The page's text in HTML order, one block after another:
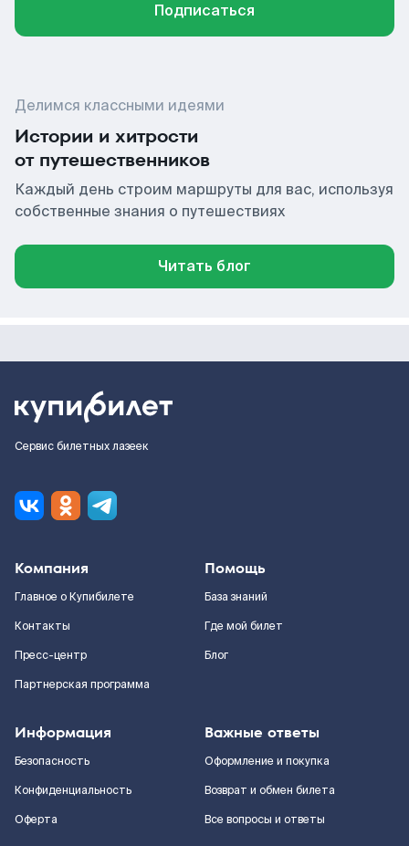
Подписаться
Делимся классными идеями
Истории и хитрости
от путешественников
Каждый день строим маршруты для вас, используя
собственные знания о путешествиях
Читать блог
Сервис билетных лазеек
Компания
Главное о Купибилете
Контакты
Пресс-центр
Партнерская программа
Помощь
База знаний
Где мой билет
Блог
Информация
Безопасность
Конфиденциальность
Оферта
Важные ответы
Оформление и покупка
Возврат и обмен билета
Все вопросы и ответы